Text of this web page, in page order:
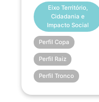
Eixo Território,
Cidadania e
Impacto Social
Perfil Copa
Perfil Raiz
Perfil Tronco